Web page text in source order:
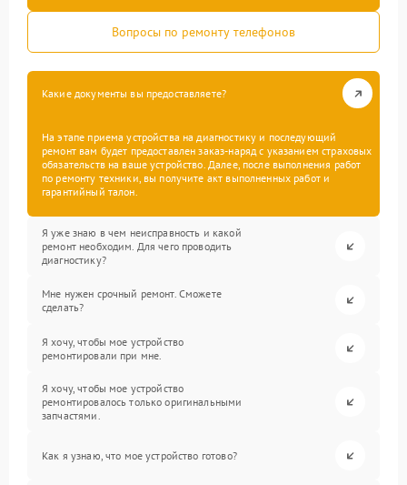
Вопросы по ремонту телефонов
Какие документы вы предоставляете?
На этапе приема устройства на диагностику и последующий
ремонт вам будет предоставлен заказ-наряд с указанием страховых
обязательств на ваше устройство. Далее, после выполнения работ
по ремонту техники, вы получите акт выполненных работ и
гарантийный талон.
Я уже знаю в чем неисправность и какой
ремонт необходим. Для чего проводить
диагностику?
Мне нужен срочный ремонт. Сможете
сделать?
Я хочу, чтобы мое устройство
ремонтировали при мне.
Я хочу, чтобы мое устройство
ремонтировалось только оригинальными
запчастями.
Как я узнаю, что мое устройство готово?